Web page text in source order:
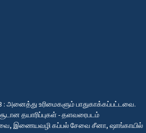
: அனைத்து உரிமைகளும் பாதுகாக்கப்பட்டவை.
தயாரிப்புகள்-தளவரைபடம்
, இணையவழி கப்பல் சேவை சீனா, ஷாங்காயில்